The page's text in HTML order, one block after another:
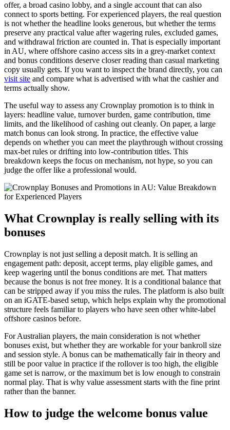
offer, a broad casino lobby, and a single account that can also
connect to sports betting. For experienced players, the real question
is not whether the headline looks generous, but whether the terms
preserve any practical value after wagering rules, excluded games,
and withdrawal friction are counted in. That is especially important
in AU, where offshore casino access sits in a grey-market context
and bonus conditions deserve closer reading than casual marketing
copy usually gets. If you want to inspect the brand directly, you can
visit site and compare what is advertised with what the cashier and
terms actually show.
The useful way to assess any Crownplay promotion is to think in
layers: headline value, turnover burden, game contribution, time
limits, and the likelihood of cashing out cleanly. On paper, a large
match bonus can look strong. In practice, the effective value
depends on whether you can meet the playthrough without crossing
max-bet rules or drifting into low-contribution titles. This
breakdown keeps the focus on mechanism, not hype, so you can
judge the offer like a professional would.
What Crownplay is really selling with its
bonuses
Crownplay is not just selling a deposit match. It is selling an
engagement path: deposit, accept terms, play eligible games, and
keep wagering until the bonus conditions are met. That matters
because the bonus is not free money. It is a conditional balance that
can be stripped away if you miss the rules. The platform is also built
on an iGATE-based setup, which helps explain why the promotional
structure feels familiar to players who have seen other white-label
offshore casinos before.
For Australian players, the main consideration is not whether
bonuses exist, but whether they are workable for your bankroll size
and session style. A bonus can be mathematically fair in theory and
still be poor value in practice if the rollover is too high, the eligible
game set is narrow, or the maximum bet is low enough to constrain
normal play. That is why value assessment starts with the fine print
rather than the banner.
How to judge the welcome bonus value